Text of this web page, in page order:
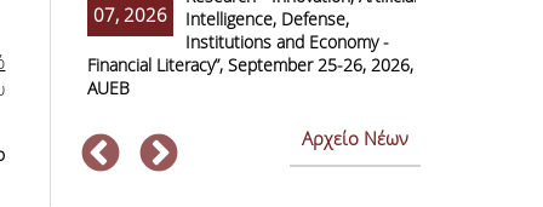
07, 2026
Intelligence, Defense,
Institutions and Economy -
Financial Literacy”, September 25-26, 2026,
AUEB
Αρχείο Νέων